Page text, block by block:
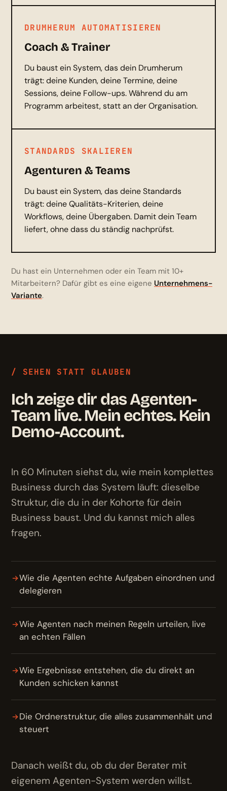
DRUMHERUM AUTOMATISIEREN
Coach & Trainer
Du baust ein System, das dein Drumherum
trägt: deine Kunden, deine Termine, deine
Sessions, deine Follow-ups. Während du am
Programm arbeitest, statt an der Organisation.
STANDARDS SKALIEREN
Agenturen & Teams
Du baust ein System, das deine Standards
trägt: deine Qualitäts-Kriterien, deine
Workflows, deine Übergaben. Damit dein Team
liefert, ohne dass du ständig nachprüfst.
Du hast ein Unternehmen oder ein Team mit 10+
Mitarbeitern? Dafür gibt es eine eigene Unternehmens-
Variante.
/ SEHEN STATT GLAUBEN
Ich zeige dir das Agenten-
Team live. Mein echtes. Kein
Demo-Account.
In 60 Minuten siehst du, wie mein komplettes
Business durch das System läuft: dieselbe
Struktur, die du in der Kohorte für dein
Business baust. Und du kannst mich alles
fragen.
Wie die Agenten echte Aufgaben einordnen und
delegieren
Wie Agenten nach meinen Regeln urteilen, live
an echten Fällen
Wie Ergebnisse entstehen, die du direkt an
Kunden schicken kannst
Die Ordnerstruktur, die alles zusammenhält und
steuert
Danach weißt du, ob du der Berater mit
eigenem Agenten-System werden willst.